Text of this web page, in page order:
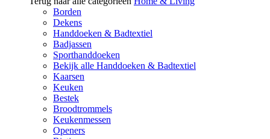
Borden
Dekens
Handdoeken & Badtextiel
Badjassen
Sporthanddoeken
Bekijk alle Handdoeken & Badtextiel
Kaarsen
Keuken
Bestek
Broodtrommels
Keukenmessen
Openers